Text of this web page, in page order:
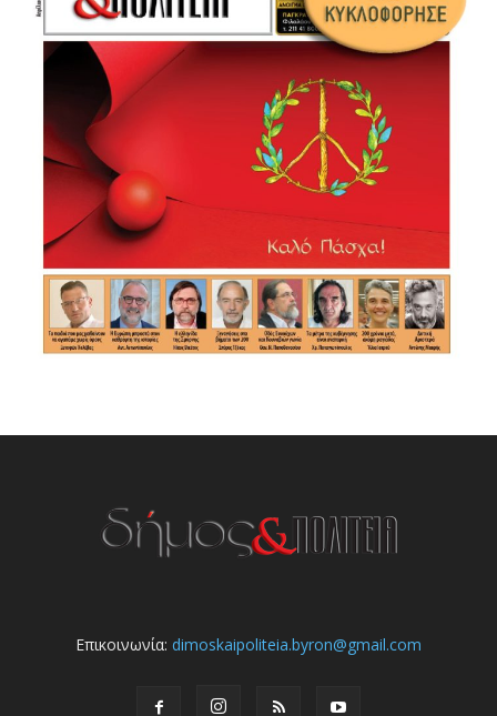
Επικοινωνία: dimoskaipoliteia.byron@gmail.com